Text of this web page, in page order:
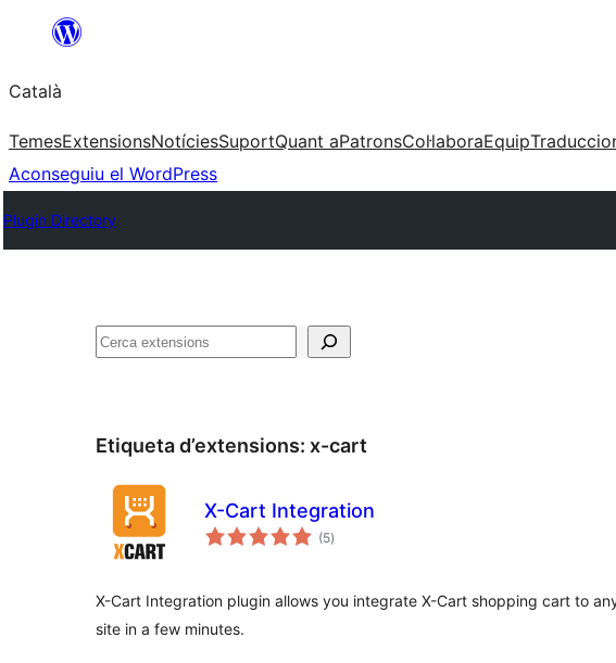
contingut
Català
TemesExtensionsNotíciesSuportQuant aPatronsCol·laboraEquip
Aconseguiu el WordPress
Plugin Directory
Cerca
Etiqueta d’extensions: x-cart
X-Cart Integration
(5puntuacions
totals
)
X-Cart Integration plugin allows you integrate X-Cart shopping cart to
site in a few minutes.